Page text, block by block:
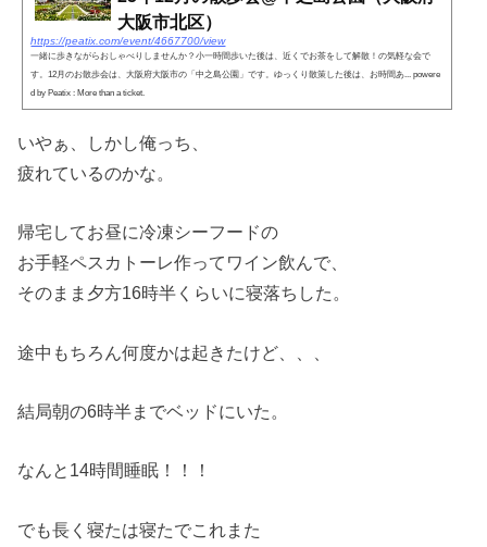
大阪市北区）
https://peatix.com/event/4667700/view
一緒に歩きながらおしゃべりしませんか？小一時間歩いた後は、近くでお茶をして解散！の気軽な会で
す。12月のお散歩会は、大阪府大阪市の「中之島公園」です。ゆっくり散策した後は、お時間あ... powere
d by Peatix : More than a ticket.
いやぁ、しかし俺っち、
疲れているのかな。
帰宅してお昼に冷凍シーフードの
お手軽ペスカトーレ作ってワイン飲んで、
そのまま夕方16時半くらいに寝落ちした。
途中もちろん何度かは起きたけど、、、
結局朝の6時半までベッドにいた。
なんと14時間睡眠！！！
でも長く寝たは寝たでこれまた